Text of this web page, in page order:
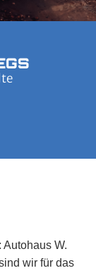
W.
wir für das